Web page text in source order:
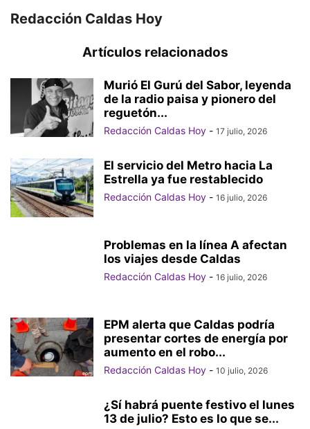
Redacción Caldas Hoy
Artículos relacionados
Murió El Gurú del Sabor, leyenda
de la radio paisa y pionero del
reguetón...
Redacción Caldas Hoy - 17 julio, 2026
El servicio del Metro hacia La
Estrella ya fue restablecido
Redacción Caldas Hoy - 16 julio, 2026
Problemas en la línea A afectan
los viajes desde Caldas
Redacción Caldas Hoy - 16 julio, 2026
EPM alerta que Caldas podría
presentar cortes de energía por
aumento en el robo...
Redacción Caldas Hoy - 10 julio, 2026
¿Sí habrá puente festivo el lunes
13 de julio? Esto es lo que se...